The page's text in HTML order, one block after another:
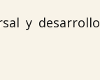
y desarrollo